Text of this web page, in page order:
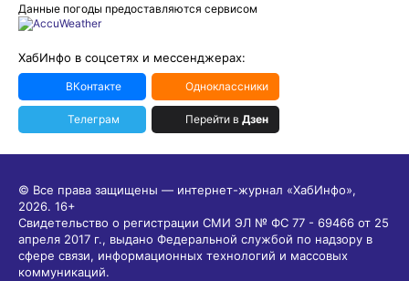
Данные погоды предоставляются сервисом
ХабИнфо в соцсетях и мессенджерах:
ВКонтакте Одноклассники
Телеграм Перейти в Дзен
© Все права защищены — интернет-журнал «ХабИнфо»,
2026. 16+
Свидетельство о регистрации СМИ ЭЛ № ФС 77 - 69466 от 25
апреля 2017 г., выдано Федеральной службой по надзору в
сфере связи, информационных технологий и массовых
коммуникаций.